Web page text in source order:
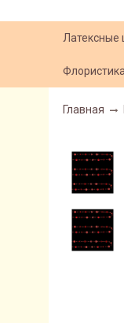
Латексные
Флористика
Главная